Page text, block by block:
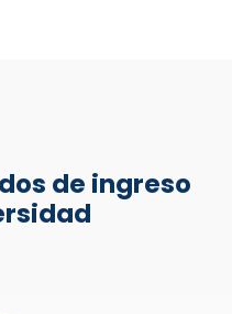
de ingreso